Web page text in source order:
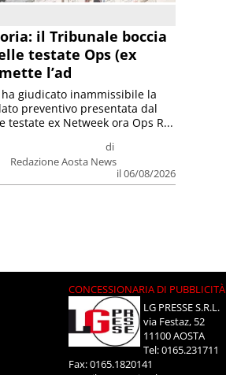
il Tribunale boccia
testate Ops (ex
l’ad
di
Redazione Aosta News
il 06/08/2026
giudicato inammissibile la
preventivo presentata dal
testate ex Netweek ora Ops R...
CONCESSIONARIA DI PUBBLICITÀ
LG PRESSE S.R.L.
via Festaz, 52
11100 AOSTA
Tel: 0165.231711
Fax: 0165.1820141